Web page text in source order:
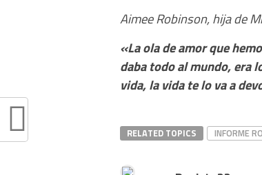
Aimee Robinson, hija de
«La ola de amor que
daba todo al mundo, era
vida, la vida te lo va a
RELATED TOPICS INFORME